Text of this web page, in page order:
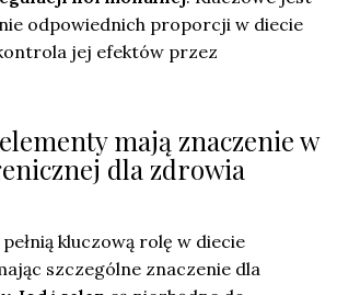
odpowiednich proporcji w diecie
jej efektów przez
mają znaczenie w
dla zdrowia
pełnią kluczową rolę w diecie
szczególne znaczenie dla